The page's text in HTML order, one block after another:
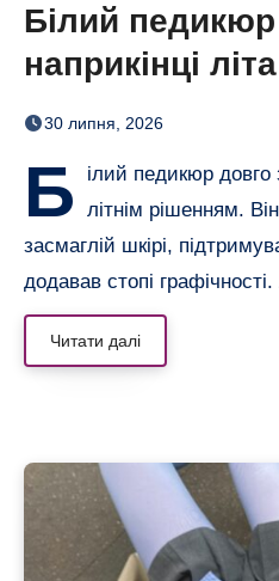
Білий
наприкінці
сіро-блакитний
30 липня, 2026
Б
ілий педикюр
літнім рішенням.
засмаглій шкірі,
додавав стопі
Читати далі